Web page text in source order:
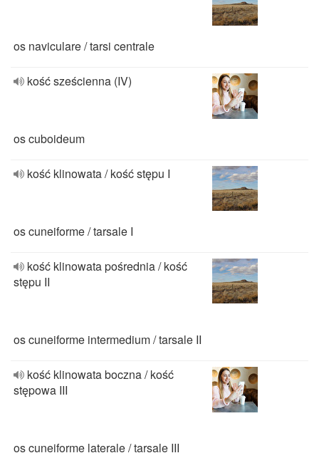
os naviculare / tarsi centrale
kość sześcienna (IV)
os cuboideum
kość klinowata / kość stępu I
os cuneiforme / tarsale I
kość klinowata pośrednia / kość
stępu II
os cuneiforme intermedium / tarsale II
kość klinowata boczna / kość
stępowa III
os cuneiforme laterale / tarsale III